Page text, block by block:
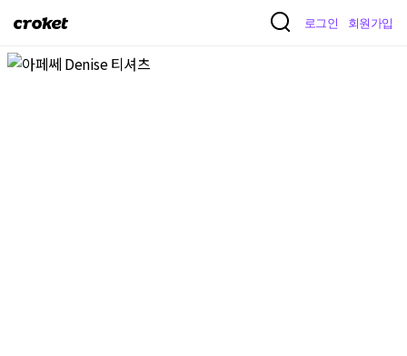
크
켓
로그인 회원가입